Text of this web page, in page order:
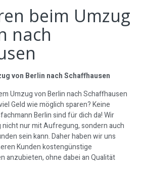
beim Umzug
nach
von Berlin nach Schaffhausen
Umzug von Berlin nach Schaffhausen
Geld wie möglich sparen? Keine
Berlin sind für dich da! Wir
nicht nur mit Aufregung, sondern auch
sein kann. Daher haben wir uns
Kunden kostengünstige
anzubieten, ohne dabei an Qualität